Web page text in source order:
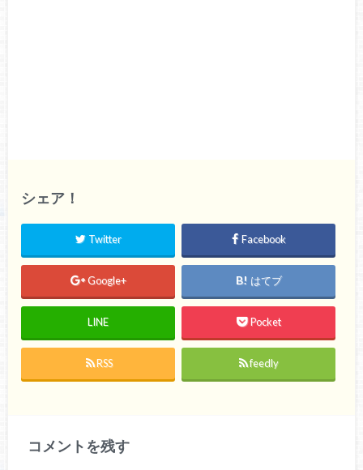
シェア！
Twitter Facebook
Google+ はてブ
LINE Pocket
RSS feedly
コメントを残す